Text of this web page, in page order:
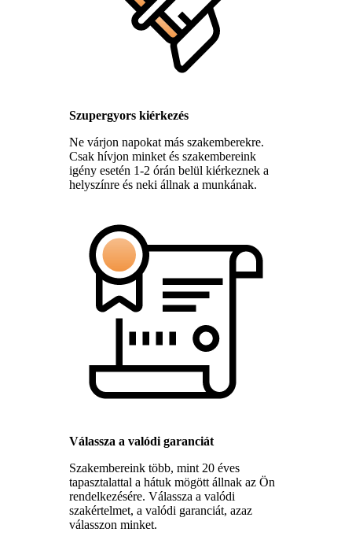
Szupergyors kiérkezés
Ne várjon napokat más szakemberekre.
Csak hívjon minket és szakembereink
igény esetén 1-2 órán belül kiérkeznek a
helyszínre és neki állnak a munkának.
Válassza a valódi garanciát
Szakembereink több, mint 20 éves
tapasztalattal a hátuk mögött állnak az Ön
rendelkezésére. Válassza a valódi
szakértelmet, a valódi garanciát, azaz
válasszon minket.